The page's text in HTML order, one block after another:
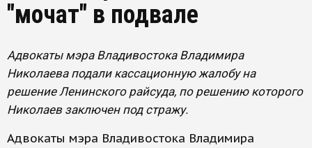
"мочат" в подвале
Адвокаты мэра Владивостока Владимира
Николаева подали кассационную жалобу на
решение Ленинского райсуда, по решению которого
Николаев заключен под стражу.
Адвокаты мэра Владивостока Владимира